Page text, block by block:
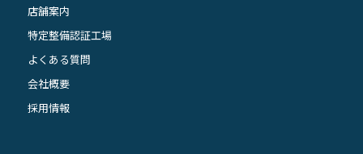
店舗案内
特定整備認証工場
よくある質問
会社概要
採用情報